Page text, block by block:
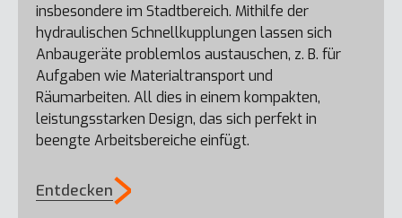
DX160WE–7K
DX140LC-7K
insbesondere im Stadtbereich. Mithilfe der
hydraulischen Schnellkupplungen lassen sich
Anbaugeräte problemlos austauschen, z. B. für
Aufgaben wie Materialtransport und
Räumarbeiten. All dies in einem kompakten,
leistungsstarken Design, das sich perfekt in
beengte Arbeitsbereiche einfügt.
Entdecken